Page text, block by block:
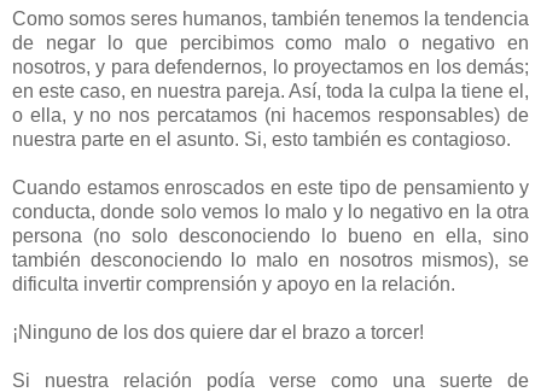
Como somos seres humanos, también tenemos la tendencia
de negar lo que percibimos como malo o negativo en
nosotros, y para defendernos, lo proyectamos en los demás;
en este caso, en nuestra pareja. Así, toda la culpa la tiene el,
o ella, y no nos percatamos (ni hacemos responsables) de
nuestra parte en el asunto. Si, esto también es contagioso.
Cuando estamos enroscados en este tipo de pensamiento y
conducta, donde solo vemos lo malo y lo negativo en la otra
persona (no solo desconociendo lo bueno en ella, sino
también desconociendo lo malo en nosotros mismos), se
dificulta invertir comprensión y apoyo en la relación.
¡Ninguno de los dos quiere dar el brazo a torcer!
Si nuestra relación podía verse como una suerte de